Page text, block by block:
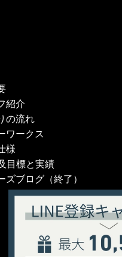
紹介
の流れ
ワークス
様
目標と実績
ズブログ（終了）